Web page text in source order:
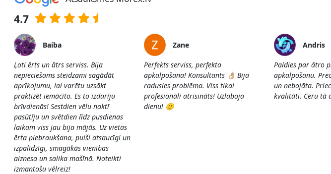
4.7
Baiba
Ļoti ērts un ātrs serviss. Bija
nepieciešams steidzami sagādāt
aprīkojumu, lai varētu uzsākt
praktizēt iemācīto. Es to izdarīju
brīvdienās! Sestdien vēlu naktī
pasūtīju un svētdien līdz pusdienas
laikam viss jau bija mājās. Uz vietas
ērta piebraukšana, puiši atsaucīgi un
izpalīdzīgi, smagākās vienības
aiznesa un salika mašīnā. Noteikti
izmantošu vēlreiz!
Zane
Perfekts serviss, perfekta
apkalpošana! Konsultants 👌🏼 Bija
radusies problēma. Viss tikai
profesionāli atrisināts! Uzlaboja
dienu! 🙂
Andris
Paldies par ātro
apkalpošanu.
un nebojāta.
kvalitāti. Ceru tā